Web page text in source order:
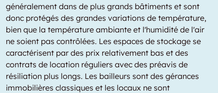
généralement dans de plus grands bâtiments et sont
donc protégés des grandes variations de température,
bien que la température ambiante et l'humidité de l'air
ne soient pas contrôlées. Les espaces de stockage se
caractérisent par des prix relativement bas et des
contrats de location réguliers avec des préavis de
résiliation plus longs. Les bailleurs sont des gérances
immobilières classiques et les locaux ne sont